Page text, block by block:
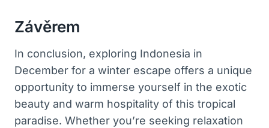
Závěrem
In conclusion, exploring Indonesia in
December for a winter escape offers a unique
opportunity to immerse yourself in the exotic
beauty and warm hospitality of this tropical
paradise. Whether you’re seeking relaxation